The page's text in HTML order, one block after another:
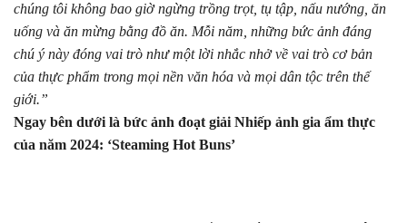
chúng tôi không bao giờ ngừng trồng trọt, tụ tập, nấu nướng, ăn
uống và ăn mừng bằng đồ ăn. Mỗi năm, những bức ảnh đáng
chú ý này đóng vai trò như một lời nhắc nhở về vai trò cơ bản
của thực phẩm trong mọi nền văn hóa và mọi dân tộc trên thế
giới.”
Ngay bên dưới là bức ảnh đoạt giải Nhiếp ảnh gia ẩm thực
của năm 2024: ‘Steaming Hot Buns’